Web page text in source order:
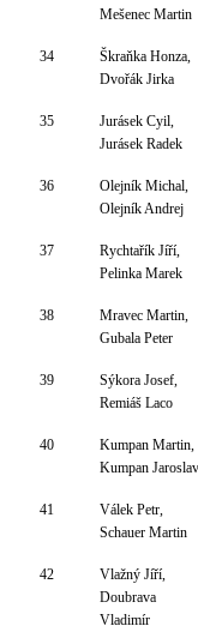
Mešenec Martin
34
Škraňka Honza,
Dvořák Jirka
35
Jurásek Cyil,
Jurásek Radek
36
Olejník Michal,
Olejník Andrej
37
Rychtařík Jíří,
Pelinka Marek
38
Mravec Martin,
Gubala Peter
39
Sýkora Josef,
Remiáš Laco
40
Kumpan Martin,
Kumpan Jaroslav
41
Válek Petr,
Schauer Martin
42
Vlažný Jíří,
Doubrava
Vladimír